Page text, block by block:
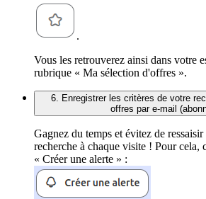
.
Vous les retrouverez ainsi dans votre
rubrique « Ma sélection d'offres ».
6. Enregistrer les critères de votre
offres par e-mail
Gagnez du temps et évitez de
recherche à chaque visite ! Pour cela,
« Créer une alerte » :